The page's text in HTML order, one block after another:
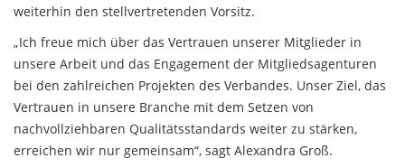
weiterhin den stellvertretenden Vorsitz.
„Ich freue mich über das Vertrauen unserer Mitglieder in
unsere Arbeit und das Engagement der Mitgliedsagenturen
bei den zahlreichen Projekten des Verbandes. Unser Ziel, das
Vertrauen in unsere Branche mit dem Setzen von
nachvollziehbaren Qualitätsstandards weiter zu stärken,
erreichen wir nur gemeinsam“, sagt Alexandra Groß.